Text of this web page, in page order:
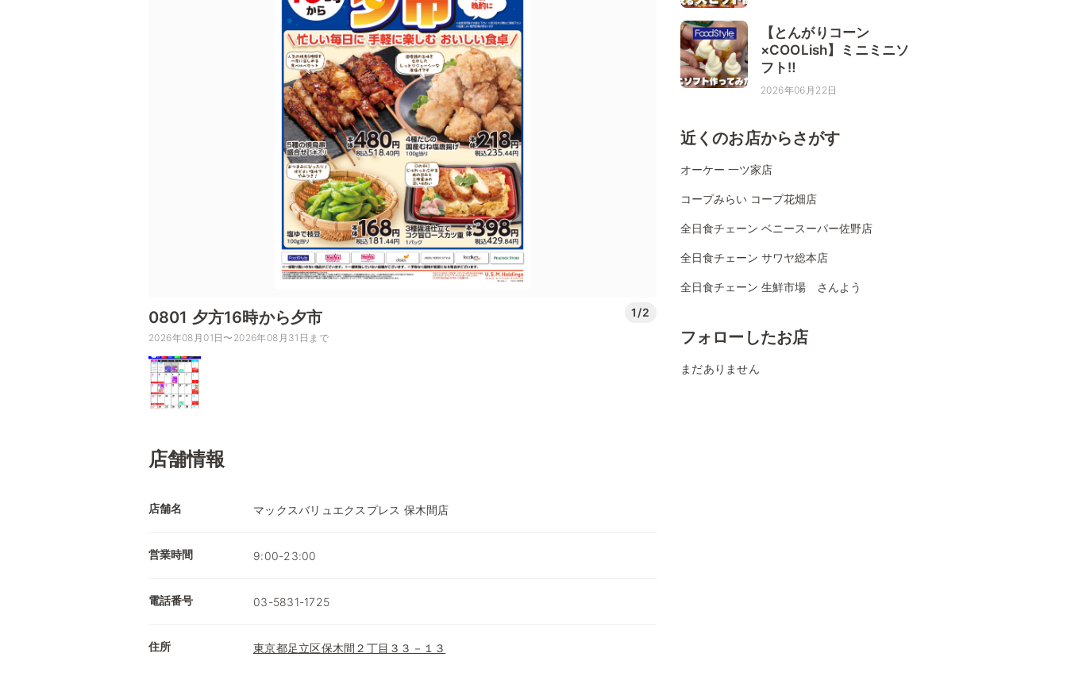
0801 夕方16時から夕市 1/2
2026年08月01日〜2026年08月31日まで
店舗情報
店舗名 マックスバリュエクスプレス 保木間店
営業時間 9:00-23:00
電話番号 03-5831-1725
住所 東京都足立区保木間２丁目３３－１３
【とんがりコーン
×COOLish】ミニミニソ
フト‼
2026年06月22日
近くのお店からさがす
オーケー 一ツ家店
コープみらい コープ花畑店
全日食チェーン ベニースーパー佐野店
全日食チェーン サワヤ総本店
全日食チェーン 生鮮市場 さんよう
フォローしたお店
まだありません